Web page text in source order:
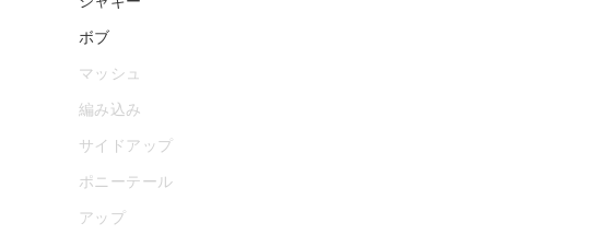
ボブ
マッシュ
編み込み
サイドアップ
ポニーテール
アップ